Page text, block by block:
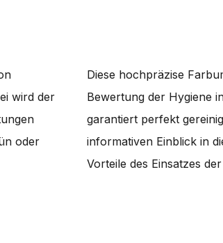
wird der
oder
Diese hochpräzise
Bewertung der Hygiene
garantiert perfekt
informativen Einblick in
Vorteile des Einsatzes